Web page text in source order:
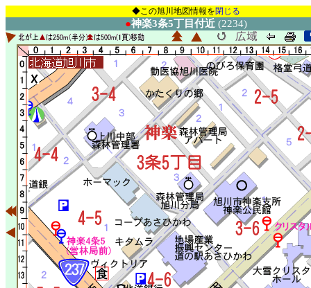
◆この旭川地図情報を閉じる
●神楽3条5丁目付近 (2234)